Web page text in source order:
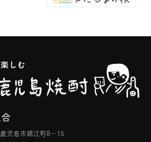
児島市錦江町8−15